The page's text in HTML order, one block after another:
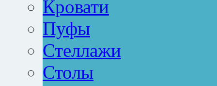
Кровати
Пуфы
Стеллажи
Столы